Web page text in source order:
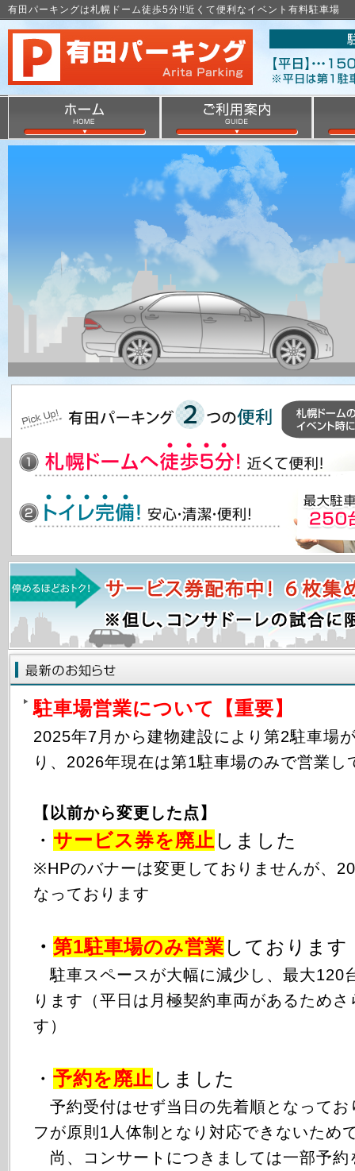
有田パーキングは札幌ドーム徒歩5分!!近くて便利なイベント有料駐車場
駐車場営業について【重要】
2025年7月から建物建設により第2駐車場
り、2026年現在は第1駐車場のみで営業し
【以前から変更した点】
・ サービス券を廃止 しました
※HPのバナーは変更しておりませんが、
なっております
・ 第1駐車場のみ営業 しております
駐車スペースが大幅に減少し、最大120
ります（平日は月極契約車両があるため
す）
・ 予約を廃止 しました
予約受付はせず当日の先着順となってお
フが原則1人体制となり対応できないため
尚、コンサートにつきましては一部予約